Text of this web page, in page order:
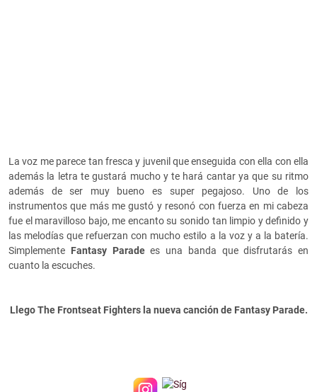
La voz me parece tan fresca y juvenil que enseguida con ella con ella
además la letra te gustará mucho y te hará cantar ya que su ritmo
además de ser muy bueno es super pegajoso. Uno de los
instrumentos que más me gustó y resonó con fuerza en mi cabeza
fue el maravilloso bajo, me encanto su sonido tan limpio y definido y
las melodías que refuerzan con mucho estilo a la voz y a la batería.
Simplemente Fantasy Paradees una banda que disfrutarás en
cuanto la escuches.
Llego The Frontseat Fighters la nueva canción de Fantasy Parade.